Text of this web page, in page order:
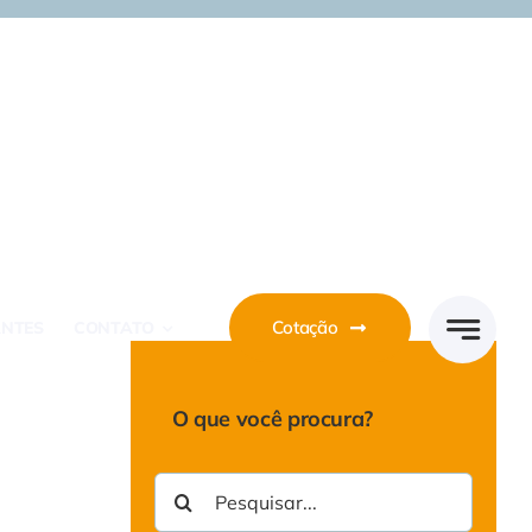
Cotação
O que você procura?
Buscar
resultados